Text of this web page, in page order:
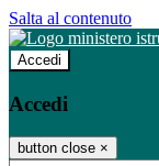
Salta al contenuto
Accedi
Accedi
button close ×